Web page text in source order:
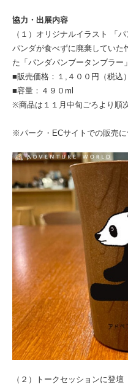
協力・出展内容
（１）オリジナルイラスト 「
パンダが食べずに廃棄していた
た「パンダバンブータンブラー
■販売価格：１,４００円（税込）
■容量：４９０ml
※商品は１１月中旬ご
※パーク・ECサイトでの販売に
（２）トークセッションに登壇